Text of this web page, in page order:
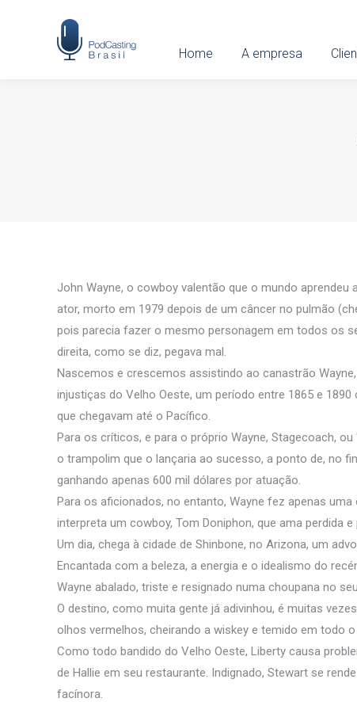
Home A empresa
John Wayne, o cowboy valentão que o mundo
ator, morto em 1979 depois de um câncer no pulmão
pois parecia fazer o mesmo personagem em todos os
direita, como se diz, pegava mal.
Nascemos e crescemos assistindo ao canastrão
injustiças do Velho Oeste, um período entre 1865 e
que chegavam até o Pacífico.
Para os críticos, e para o próprio Wayne, Stagecoach,
o trampolim que o lançaria ao sucesso, a ponto de, no
ganhando apenas 600 mil dólares por atuação.
Para os aficionados, no entanto, Wayne fez apenas
interpreta um cowboy, Tom Doniphon, que ama perdida
Um dia, chega à cidade de Shinbone, no Arizona, um
Encantada com a beleza, a energia e o idealismo do
Wayne abalado, triste e resignado numa choupana no
O destino, como muita gente já adivinhou, é muitas
olhos vermelhos, cheirando a wiskey e temido em todo
Como todo bandido do Velho Oeste, Liberty causa
de Hallie em seu restaurante. Indignado, Stewart se
facínora.
Home A empresa